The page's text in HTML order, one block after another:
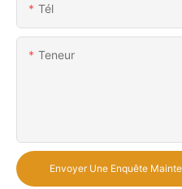
Tél
Teneur
Envoyer Une Enquête